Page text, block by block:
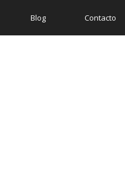
Blog Contacto